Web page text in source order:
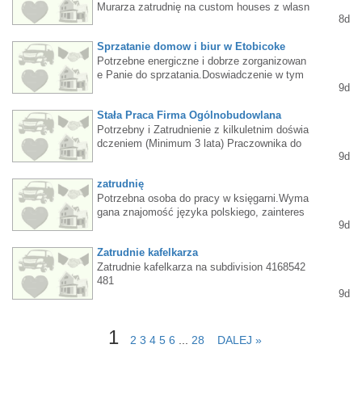
Murarza zatrudnię na custom houses z wlasn
8d
Sprzatanie domow i biur w Etobicoke
Potrzebne energiczne i dobrze zorganizowan
e Panie do sprzatania.Doswiadczenie w tym
odniowy trening Po wiecej informacji prosze
call/text 6475504043
9d
Stała Praca Firma Ogólnobudowlana
Potrzebny i Zatrudnienie z kilkuletnim doświa
dczeniem (Minimum 3 lata) Praczownika do
ie. Filma Ogólnobudowlana w custom remont
y i nowe domy w Toronto i Etobicoke. Proszę
Zadzwonić na Telefon. 416-209-2686.
9d
zatrudnię
Potrzebna osoba do pracy w księgarni.Wyma
gana znajomość języka polskiego, zainteres
tel 647 -284 8442
9d
Zatrudnie kafelkarza
Zatrudnie kafelkarza na subdivision 4168542
481
9d
1 2 3 4 5 6 28 DALEJ »